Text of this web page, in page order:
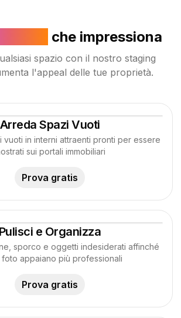
che impressiona
spazio con il nostro staging
l'appeal delle tue proprietà.
Arreda Spazi Vuoti
vuoti in interni attraenti pronti per essere
sui portali immobiliari
Prova gratis
Pulisci e Organizza
sporco e oggetti indesiderati affinché
appaiano più professionali
Prova gratis